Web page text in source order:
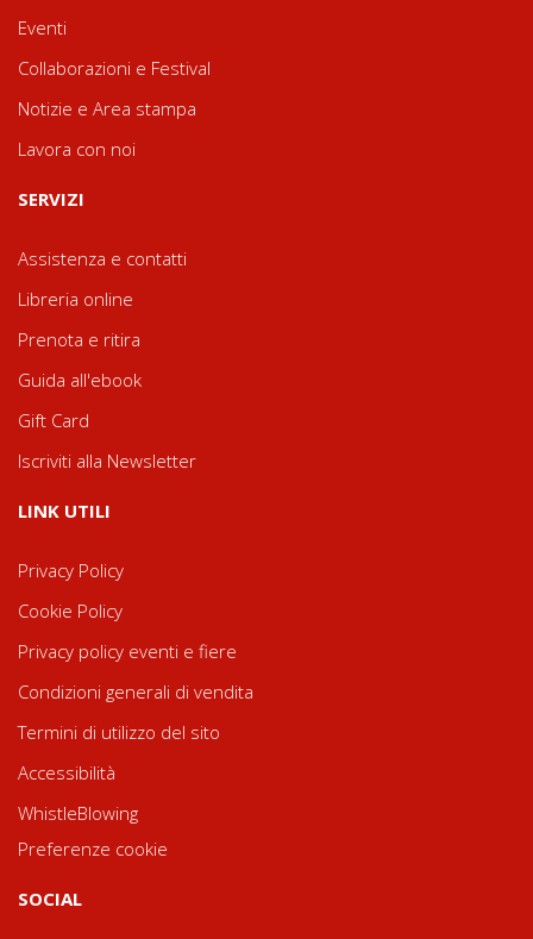
Eventi
Collaborazioni e Festival
Notizie e Area stampa
Lavora con noi
SERVIZI
Assistenza e contatti
Libreria online
Prenota e ritira
Guida all'ebook
Gift Card
Iscriviti alla Newsletter
LINK UTILI
Privacy Policy
Cookie Policy
Privacy policy eventi e fiere
Condizioni generali di vendita
Termini di utilizzo del sito
Accessibilità
WhistleBlowing
Preferenze cookie
SOCIAL